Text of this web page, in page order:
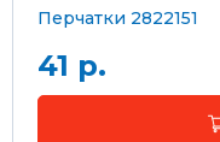
Перчатки 2822151
41 р.